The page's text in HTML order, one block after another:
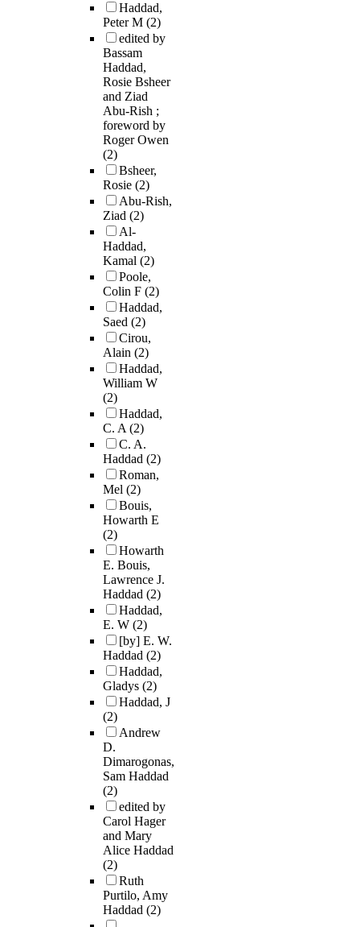
Haddad,
Peter M (2)
edited by
Bassam
Haddad,
Rosie Bsheer
and Ziad
Abu-Rish ;
foreword by
Roger Owen
(2)
Bsheer,
Rosie (2)
Abu-Rish,
Ziad (2)
Al-
Haddad,
Kamal (2)
Poole,
Colin F (2)
Haddad,
Saed (2)
Cirou,
Alain (2)
Haddad,
William W
(2)
Haddad,
C. A(2)
C. A.
Haddad (2)
Roman,
Mel (2)
Bouis,
Howarth E
(2)
Howarth
E. Bouis,
Lawrence J.
Haddad (2)
Haddad,
E. W (2)
[by] E. W.
Haddad (2)
Haddad,
Gladys (2)
Haddad, J
(2)
Andrew
D.
Dimarogonas,
Sam Haddad
(2)
edited by
Carol Hager
and Mary
Alice Haddad
(2)
Ruth
Purtilo, Amy
Haddad (2)